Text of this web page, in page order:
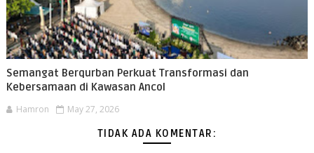
Semangat Berqurban Perkuat Transformasi dan
Kebersamaan di Kawasan Ancol
Hamron May 27, 2026
TIDAK ADA KOMENTAR: